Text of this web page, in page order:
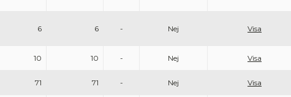
6 6 - Nej Visa
10 10 - Nej Visa
71 71 - Nej Visa